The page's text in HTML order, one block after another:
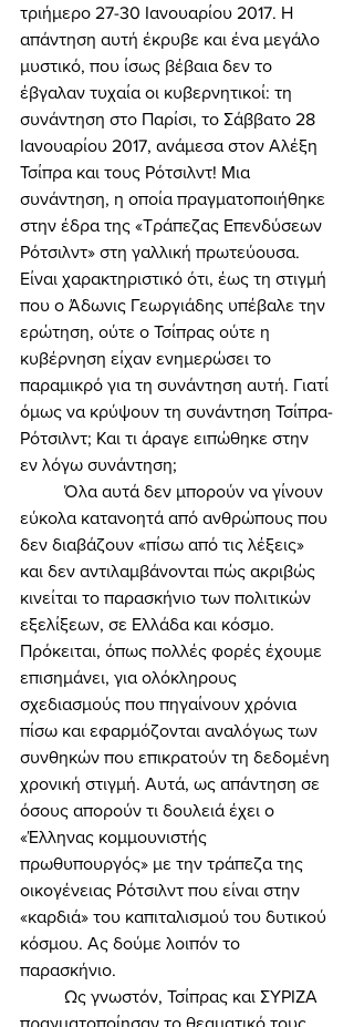
τριήμερο 27-30 Ιανουαρίου 2017. Η
απάντηση αυτή έκρυβε και ένα μεγάλο
μυστικό, που ίσως βέβαια δεν το
έβγαλαν τυχαία οι κυβερνητικοί: τη
συνάντηση στο Παρίσι, το Σάββατο 28
Ιανουαρίου 2017, ανάμεσα στον Αλέξη
Τσίπρα και τους Ρότσιλντ! Μια
συνάντηση, η οποία πραγματοποιήθηκε
στην έδρα της «Τράπεζας Επενδύσεων
Ρότσιλντ» στη γαλλική πρωτεύουσα.
Είναι χαρακτηριστικό ότι, έως τη στιγμή
που ο Άδωνις Γεωργιάδης υπέβαλε την
ερώτηση, ούτε ο Τσίπρας ούτε η
κυβέρνηση είχαν ενημερώσει το
παραμικρό για τη συνάντηση αυτή. Γιατί
όμως να κρύψουν τη συνάντηση Τσίπρα-
Ρότσιλντ; Και τι άραγε ειπώθηκε στην
εν λόγω συνάντηση;
εύκολα κατανοητά από ανθρώπους που
δεν διαβάζουν «πίσω από τις λέξεις»
και δεν αντιλαμβάνονται πώς ακριβώς
κινείται το παρασκήνιο των πολιτικών
εξελίξεων, σε Ελλάδα και κόσμο.
Πρόκειται, όπως πολλές φορές έχουμε
επισημάνει, για ολόκληρους
σχεδιασμούς που πηγαίνουν χρόνια
πίσω και εφαρμόζονται αναλόγως των
συνθηκών που επικρατούν τη δεδομένη
χρονική στιγμή. Αυτά, ως απάντηση σε
όσους απορούν τι δουλειά έχει ο
«Έλληνας κομμουνιστής
πρωθυπουργός» με την τράπεζα της
οικογένειας Ρότσιλντ που είναι στην
«καρδιά» του καπιταλισμού του δυτικού
κόσμου. Ας δούμε λοιπόν το
παρασκήνιο.
πραγματοποίησαν το θεαματικό τους